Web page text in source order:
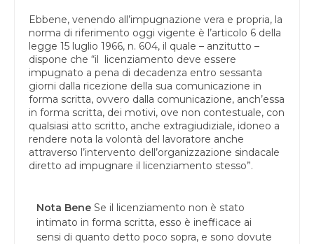
Ebbene, venendo all’impugnazione vera e propria, la
norma di riferimento oggi vigente è l’articolo 6 della
legge 15 luglio 1966, n. 604, il quale – anzitutto –
dispone che “il licenziamento deve essere
impugnato a pena di decadenza entro sessanta
giorni dalla ricezione della sua comunicazione in
forma scritta, ovvero dalla comunicazione, anch’essa
in forma scritta, dei motivi, ove non contestuale, con
qualsiasi atto scritto, anche extragiudiziale, idoneo a
rendere nota la volontà del lavoratore anche
attraverso l’intervento dell’organizzazione sindacale
diretto ad impugnare il licenziamento stesso”.
Nota BeneSe il licenziamento non è stato
intimato in forma scritta, esso è inefficace ai
sensi di quanto detto poco sopra, e sono dovute